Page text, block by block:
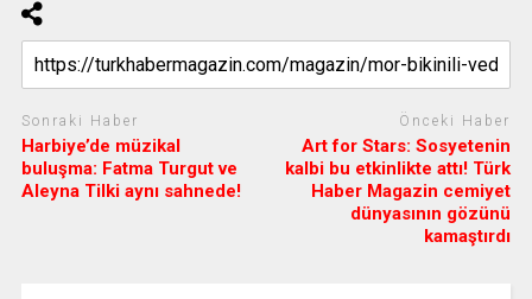
Sonraki Haber
Harbiye’de müzikal
buluşma: Fatma Turgut ve
Aleyna Tilki aynı sahnede!
Önceki Haber
Art for Stars: Sosyetenin
kalbi bu etkinlikte attı! Türk
Haber Magazin cemiyet
dünyasının gözünü
kamaştırdı